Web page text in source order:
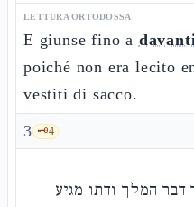
LETTURA ORTODOSSA
E giunse fino a
poiché non era lecito
vestiti di sacco.
3 🗝️4
דבר המלך ודתו מגיע